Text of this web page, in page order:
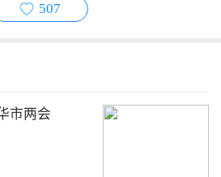
507
市两会